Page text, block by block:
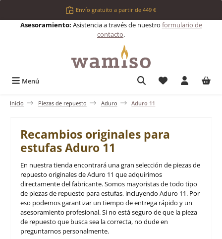
Saltar al contenido principalEnvío gratuito a partir de 449 €
Asesoramiento: Asistencia a través de nuestro formulario de
contacto.
Menú Tienes 0
Inicio Piezas de repuesto Aduro Aduro 11
Recambios originales para
estufas Aduro 11
En nuestra tienda encontrará una gran selección de piezas de
repuesto originales de Aduro 11 que adquirimos
directamente del fabricante. Somos mayoristas de todo tipo
de piezas de repuesto para estufas, incluyendo Aduro 11. Por
eso podemos garantizar un tiempo de entrega rápido y un
asesoramiento profesional. Si no está seguro de que la pieza
de repuesto que busca sea la correcta, no dude en
preguntarnos personalmente.